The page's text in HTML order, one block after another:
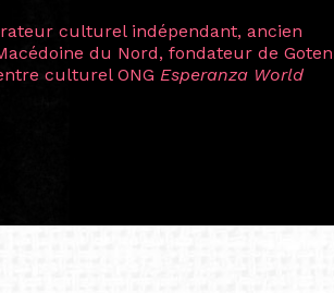
marquantes fut celle avec ma
Zuntz — une amitié dont la générosité
trajectoire et m’ont conduite de
d’une décennie. Aujourd’hui
année intense et inspirante
continuer de rêver, de créer et de
/Germany)